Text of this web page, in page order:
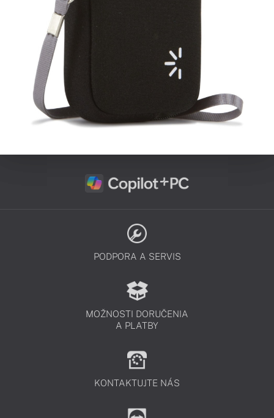
PODPORA A SERVIS
MOŽNOSTI DORUČENIA
A PLATBY
KONTAKTUJTE NÁS